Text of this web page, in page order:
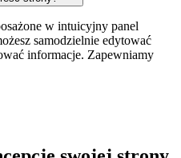
w intuicyjny panel
samodzielnie edytować
informacje. Zapewniamy